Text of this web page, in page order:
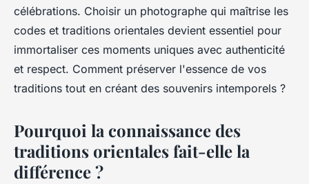
célébrations. Choisir un photographe qui maîtrise les
codes et traditions orientales devient essentiel pour
immortaliser ces moments uniques avec authenticité
et respect. Comment préserver l'essence de vos
traditions tout en créant des souvenirs intemporels ?
Pourquoi la connaissance des
traditions orientales fait-elle la
différence ?